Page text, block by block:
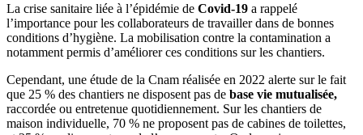
La crise sanitaire liée à l’épidémie de Covid-19 a rappelé
l’importance pour les collaborateurs de travailler dans de bonnes
conditions d’hygiène. La mobilisation contre la contamination a
notamment permis d’améliorer ces conditions sur les chantiers.
Cependant, une étude de la Cnam réalisée en 2022 alerte sur le fait
que 25 % des chantiers ne disposent pas de base vie mutualisée,
raccordée ou entretenue quotidiennement. Sur les chantiers de
maison individuelle, 70 % ne proposent pas de cabines de toilettes,